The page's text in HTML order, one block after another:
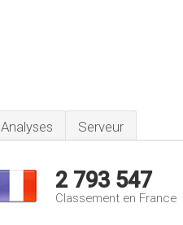
Analyses Serveur
2 793 547
Classement en France